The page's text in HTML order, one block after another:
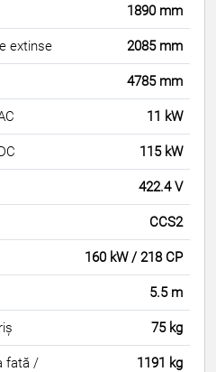
1890 mm
extinse 2085 mm
4785 mm
11 kW
115 kW
422.4 V
CCS2
160 kW / 218 CP
5.5 m
75 kg
fată /
1191 kg